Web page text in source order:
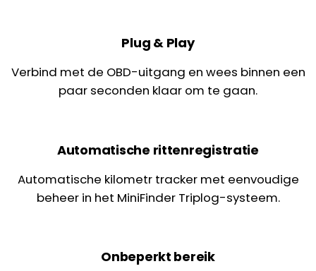
Plug & Play
Verbind met de OBD-uitgang en wees binnen een
paar seconden klaar om te gaan.
Automatische rittenregistratie
Automatische kilometr tracker met eenvoudige
beheer in het MiniFinder Triplog-systeem.
Onbeperkt bereik